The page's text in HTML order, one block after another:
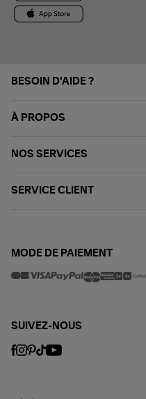
BESOIN D'AIDE ?
À PROPOS
NOS SERVICES
SERVICE CLIENT
MODE DE PAIEMENT
SUIVEZ-NOUS